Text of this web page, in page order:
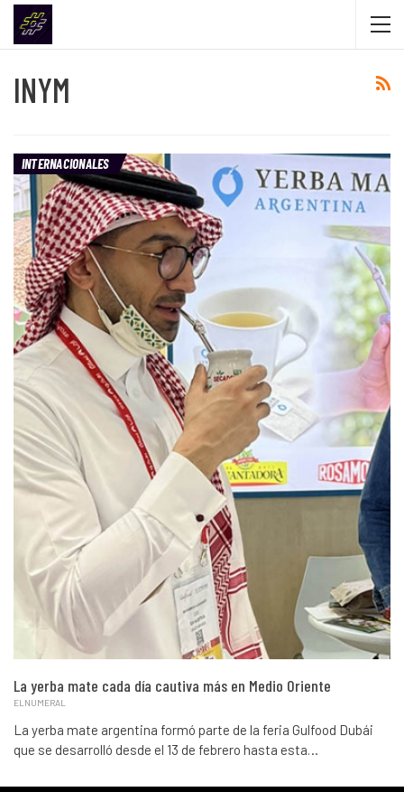
INYM
INTERNACIONALES
La yerba mate cada día cautiva más en Medio Oriente
ELNUMERAL
La yerba mate argentina formó parte de la feria Gulfood Dubái
que se desarrolló desde el 13 de febrero hasta esta…